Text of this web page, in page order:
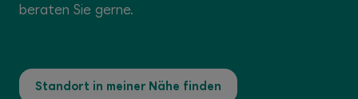
beraten Sie gerne.
Standort in meiner Nähe finden